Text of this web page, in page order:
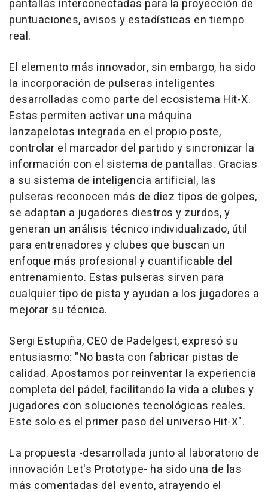
pantallas interconectadas para la proyección de
puntuaciones, avisos y estadísticas en tiempo
real.
El elemento más innovador, sin embargo, ha sido
la incorporación de pulseras inteligentes
desarrolladas como parte del ecosistema Hit-X.
Estas permiten activar una máquina
lanzapelotas integrada en el propio poste,
controlar el marcador del partido y sincronizar la
información con el sistema de pantallas. Gracias
a su sistema de inteligencia artificial, las
pulseras reconocen más de diez tipos de golpes,
se adaptan a jugadores diestros y zurdos, y
generan un análisis técnico individualizado, útil
para entrenadores y clubes que buscan un
enfoque más profesional y cuantificable del
entrenamiento. Estas pulseras sirven para
cualquier tipo de pista y ayudan a los jugadores a
mejorar su técnica.
Sergi Estupiña, CEO de Padelgest, expresó su
entusiasmo: "No basta con fabricar pistas de
calidad. Apostamos por reinventar la experiencia
completa del pádel, facilitando la vida a clubes y
jugadores con soluciones tecnológicas reales.
Este solo es el primer paso del universo Hit-X".
La propuesta -desarrollada junto al laboratorio de
innovación Let's Prototype- ha sido una de las
más comentadas del evento, atrayendo el